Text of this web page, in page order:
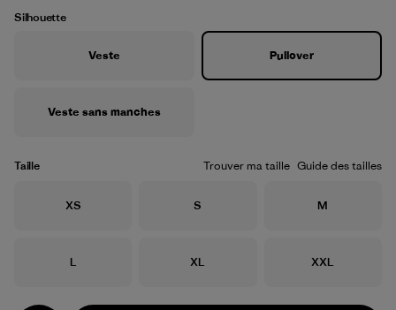
Silhouette
Veste Pullover
Veste sans manches
Taille Trouver ma taille Guide des tailles
Taille
XS Taille
S Taille
M
Taille
L Taille
XL Taille
XXL